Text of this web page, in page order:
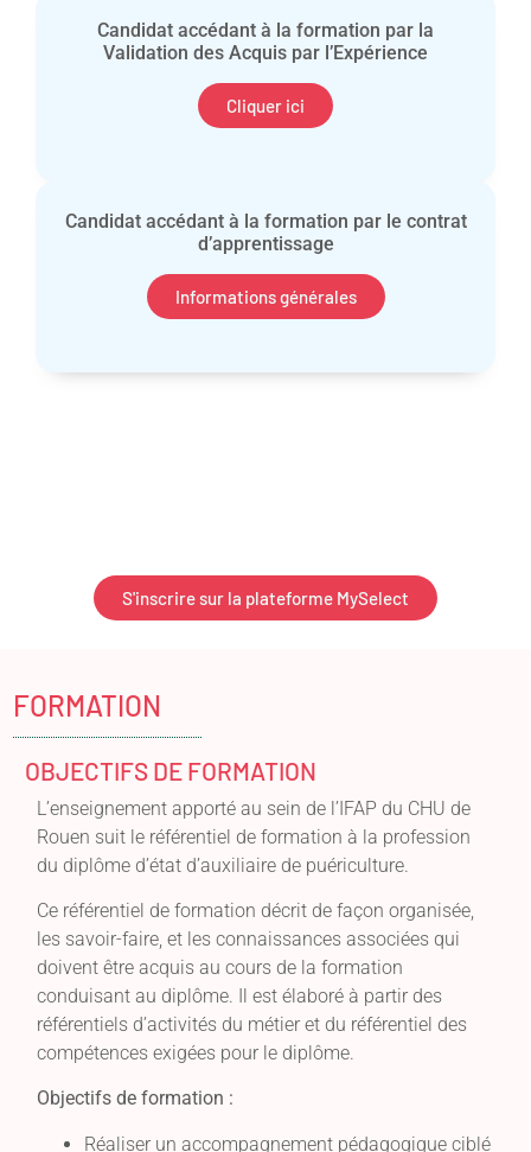
Candidat accédant à la formation par la
Validation des Acquis par l’Expérience
Cliquer ici
Candidat accédant à la formation par le contrat
d’apprentissage
Informations générales
S'inscrire sur la plateforme MySelect
FORMATION
OBJECTIFS DE FORMATION
L’enseignement apporté au sein de l’IFAP du CHU de
Rouen suit le référentiel de formation à la profession
du diplôme d’état d’auxiliaire de puériculture.
Ce référentiel de formation décrit de façon organisée,
les savoir-faire, et les connaissances associées qui
doivent être acquis au cours de la formation
conduisant au diplôme. Il est élaboré à partir des
référentiels d’activités du métier et du référentiel des
compétences exigées pour le diplôme.
Objectifs de formation :
Réaliser un accompagnement pédagogique ciblé